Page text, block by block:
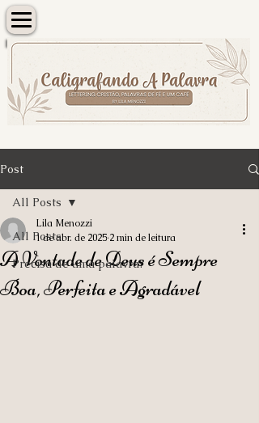
Post
All Posts
Precisa de uma palavra?
All Posts
A Vontade de Deus é Sempre
Boa, Perfeita e Agradável
Lila Menozzi
1 de abr. de 2025 2 min de leitura